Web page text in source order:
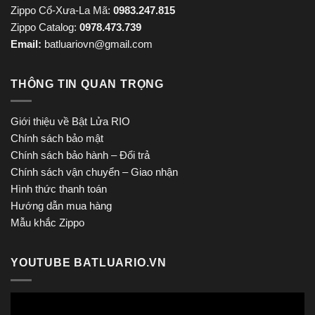
Zippo Cổ-Xưa-La Mã: 0983.247.815
Zippo Catalog: 0978.473.739
Email: batluariovn@gmail.com
THÔNG TIN QUAN TRỌNG
Giới thiệu về Bật Lửa RIO
Chính sách bảo mật
Chính sách bảo hành – Đổi trả
Chính sách vận chuyển – Giao nhận
Hình thức thanh toán
Hướng dẫn mua hàng
Mẫu khắc Zippo
YOUTUBE BATLUARIO.VN